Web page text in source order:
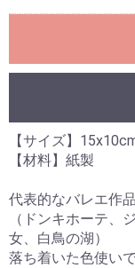
【サイズ】
【材料】紙製
代表的なバレエ作
（ドンキホーテ、
女、白鳥の湖）
落ち着いた色使い